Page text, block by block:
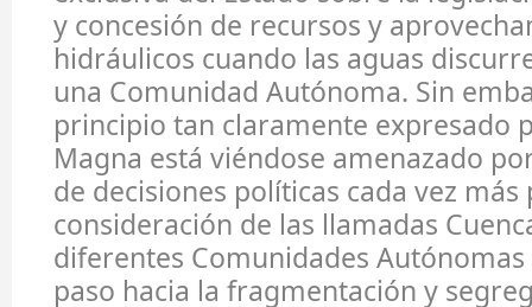
y concesión de recursos y
hidráulicos cuando las aguas
una Comunidad Autónoma. Sin
principio tan claramente expresado
Magna está viéndose amenazado
de decisiones políticas cada vez
consideración de las llamadas
diferentes Comunidades
paso hacia la fragmentación y